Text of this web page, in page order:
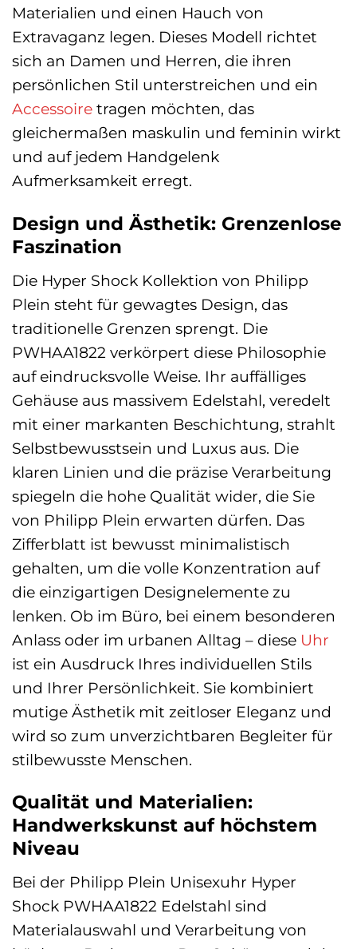
Materialien und einen Hauch von
Extravaganz legen. Dieses Modell richtet
sich an Damen und Herren, die ihren
persönlichen Stil unterstreichen und ein
Accessoire tragen möchten, das
gleichermaßen maskulin und feminin wirkt
und auf jedem Handgelenk
Aufmerksamkeit erregt.
Design und Ästhetik: Grenzenlose
Faszination
Die Hyper Shock Kollektion von Philipp
Plein steht für gewagtes Design, das
traditionelle Grenzen sprengt. Die
PWHAA1822 verkörpert diese Philosophie
auf eindrucksvolle Weise. Ihr auffälliges
Gehäuse aus massivem Edelstahl, veredelt
mit einer markanten Beschichtung, strahlt
Selbstbewusstsein und Luxus aus. Die
klaren Linien und die präzise Verarbeitung
spiegeln die hohe Qualität wider, die Sie
von Philipp Plein erwarten dürfen. Das
Zifferblatt ist bewusst minimalistisch
gehalten, um die volle Konzentration auf
die einzigartigen Designelemente zu
lenken. Ob im Büro, bei einem besonderen
Anlass oder im urbanen Alltag – diese Uhr
ist ein Ausdruck Ihres individuellen Stils
und Ihrer Persönlichkeit. Sie kombiniert
mutige Ästhetik mit zeitloser Eleganz und
wird so zum unverzichtbaren Begleiter für
stilbewusste Menschen.
Qualität und Materialien:
Handwerkskunst auf höchstem
Niveau
Bei der Philipp Plein Unisexuhr Hyper
Shock PWHAA1822 Edelstahl sind
Materialauswahl und Verarbeitung von